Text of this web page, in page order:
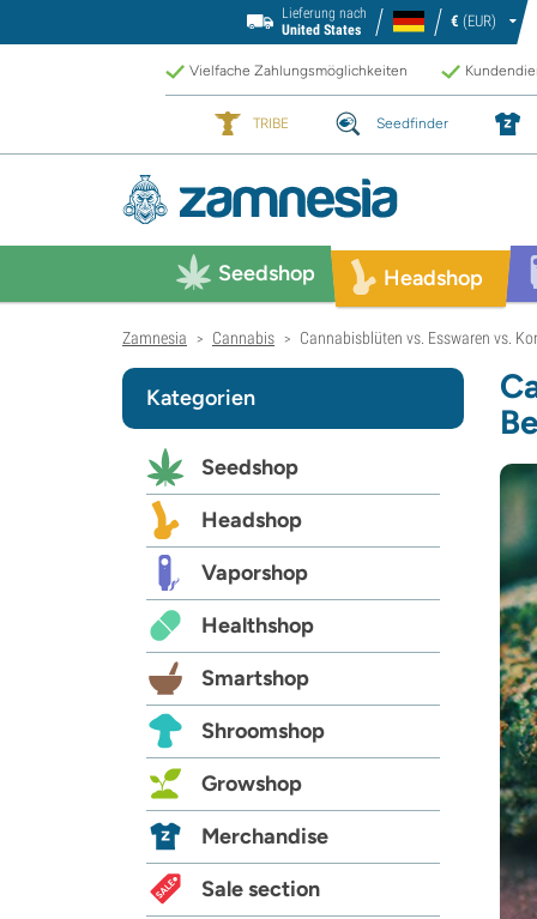
Lieferung nach
United States
€ (EUR)
Vielfache Zahlungsmöglichkeiten
TRIBE Seedfinder
Seedshop Headshop
Zamnesia > Cannabis > Cannabisblüten vs. Esswaren vs.
Kategorien
Seedshop
Headshop
Vaporshop
Healthshop
Smartshop
Shroomshop
Growshop
Merchandise
Sale section